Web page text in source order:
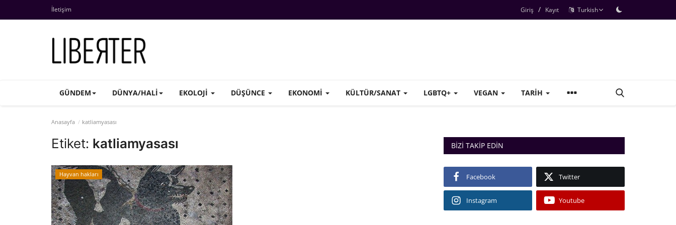
İletişim Giriş / Kayıt Turkish
GÜNDEM DÜNYA/HALI EKOLOJI DÜŞÜNCE EKONOMI KÜLTÜR/SANAT LGBTQ+ VEGAN TARIH
Anasayfa katliamyasası
Etiket: katliamyasası
Hayvan hakları
BIZI TAKIP EDIN
Facebook Twitter
Instagram Youtube